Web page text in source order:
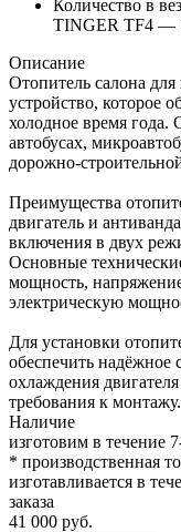
Количество в
TINGER TF4 —
Описание
Отопитель салона
устройство, которое
холодное время года.
автобусах,
дорожно-
Преимущества
двигатель и
включения в двух
Основные
мощность,
электрическую
Для установки
обеспечить надёжное
охлаждения
требования к монтажу.
Наличие
изготовим в течение
* производственная
изготавливается в
заказа
41 000 руб.